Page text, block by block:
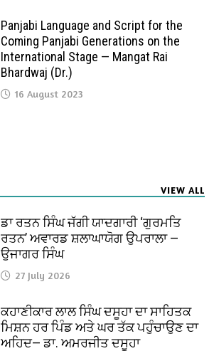
Panjabi Language and Script for the
Coming Panjabi Generations on the
International Stage — Mangat Rai
Bhardwaj (Dr.)
16 August 2023
VIEW ALL
ਡਾ ਰਤਨ ਸਿੰਘ ਜੱਗੀ ਯਾਦਗਾਰੀ ‘ਗੁਰਮਤਿ
ਰਤਨ’ ਅਵਾਰਡ ਸ਼ਲਾਘਾਯੋਗ ਉਪਰਾਲਾ —
ਉਜਾਗਰ ਸਿੰਘ
27 July 2026
ਕਹਾਣੀਕਾਰ ਲਾਲ ਸਿੰਘ ਦਸੂਹਾ ਦਾ ਸਾਹਿਤਕ
ਮਿਸ਼ਨ ਹਰ ਪਿੰਡ ਅਤੇ ਘਰ ਤੱਕ ਪਹੁੰਚਾਉਣ ਦਾ
ਅਹਿਦ— ਡਾ. ਅਮਰਜੀਤ ਦਸੂਹਾ